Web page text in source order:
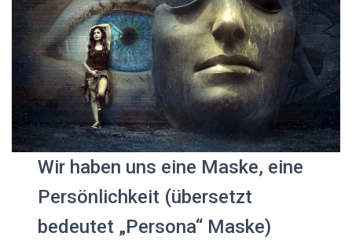
Wir haben uns eine Maske, eine
Persönlichkeit (übersetzt
bedeutet „Persona“ Maske)